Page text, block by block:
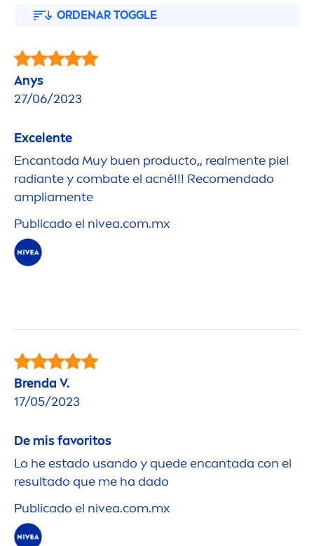
ORDENAR TOGGLE
Anys
27/06/2023
Excelente
Encantada Muy buen producto,, realmente piel
radiante y combate el acné!!! Recomendado
ampliamente
Publicado el nivea.com.mx
Brenda V.
17/05/2023
De mis favoritos
Lo he estado usando y quede encantada con el
resultado que me ha dado
Publicado el nivea.com.mx